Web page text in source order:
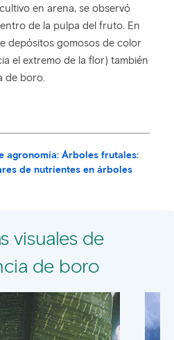
en arena, se observó
de la pulpa del fruto. En
depósitos gomosos de color
el extremo de la flor) también
de boro.
agronomía: Árboles frutales:
de nutrientes en árboles
visuales de
de boro